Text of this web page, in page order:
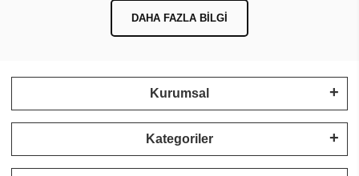
DAHA FAZLA BILGI
Kurumsal
Kategoriler